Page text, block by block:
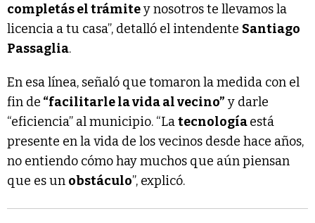
completás el trámitey nosotros te llevamos la
licencia a tu casa”, detalló el intendente Santiago
Passaglia.
En esa línea, señaló que tomaron la medida con el
fin de “facilitarle la vida al vecino” y darle
“eficiencia” al municipio. “Latecnologíaestá
presente en la vida de los vecinos desde hace años,
no entiendo cómo hay muchos que aún piensan
que es un obstáculo”, explicó.